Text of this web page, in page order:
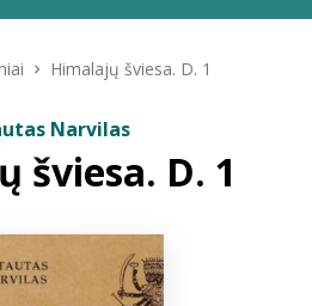
Himalajų šviesa. D. 1
Narvilas
šviesa. D. 1